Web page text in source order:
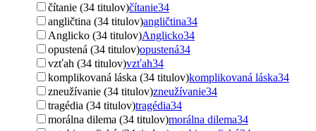
čítanie (34 titulov)čítanie34
angličtina (34 titulov)angličtina34
Anglicko (34 titulov)Anglicko34
opustená (34 titulov)opustená34
vzťah (34 titulov)vzťah34
komplikovaná láska (34 titulov)komplikovaná láska34
zneužívanie (34 titulov)zneužívanie34
tragédia (34 titulov)tragédia34
morálna dilema (34 titulov)morálna dilema34